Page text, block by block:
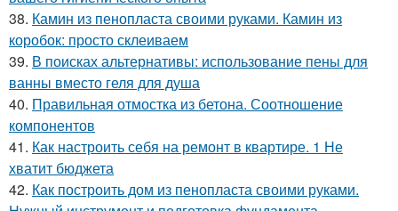
38. Камин из пенопласта своими руками. Камин из
коробок: просто склеиваем
39. В поисках альтернативы: использование пены для
ванны вместо геля для душа
40. Правильная отмостка из бетона. Соотношение
компонентов
41. Как настроить себя на ремонт в квартире. 1 Не
хватит бюджета
42. Как построить дом из пенопласта своими руками.